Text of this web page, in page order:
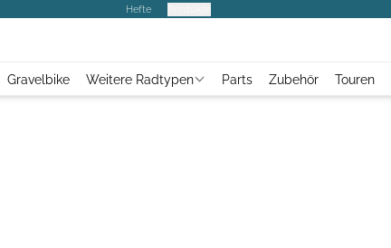
Hefte
Gravelbike Weitere Radtypen Parts Zubehör Touren